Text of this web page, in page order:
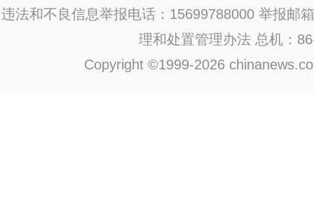
违法和不良信息举报电话：15699788000 举报邮
理和处置管理办法 总机：
Copyright ©1999-2026